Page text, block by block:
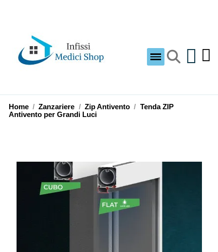
Home Zanzariere Zip Antivento
Tenda ZIP
Antivento per Grandi Luci